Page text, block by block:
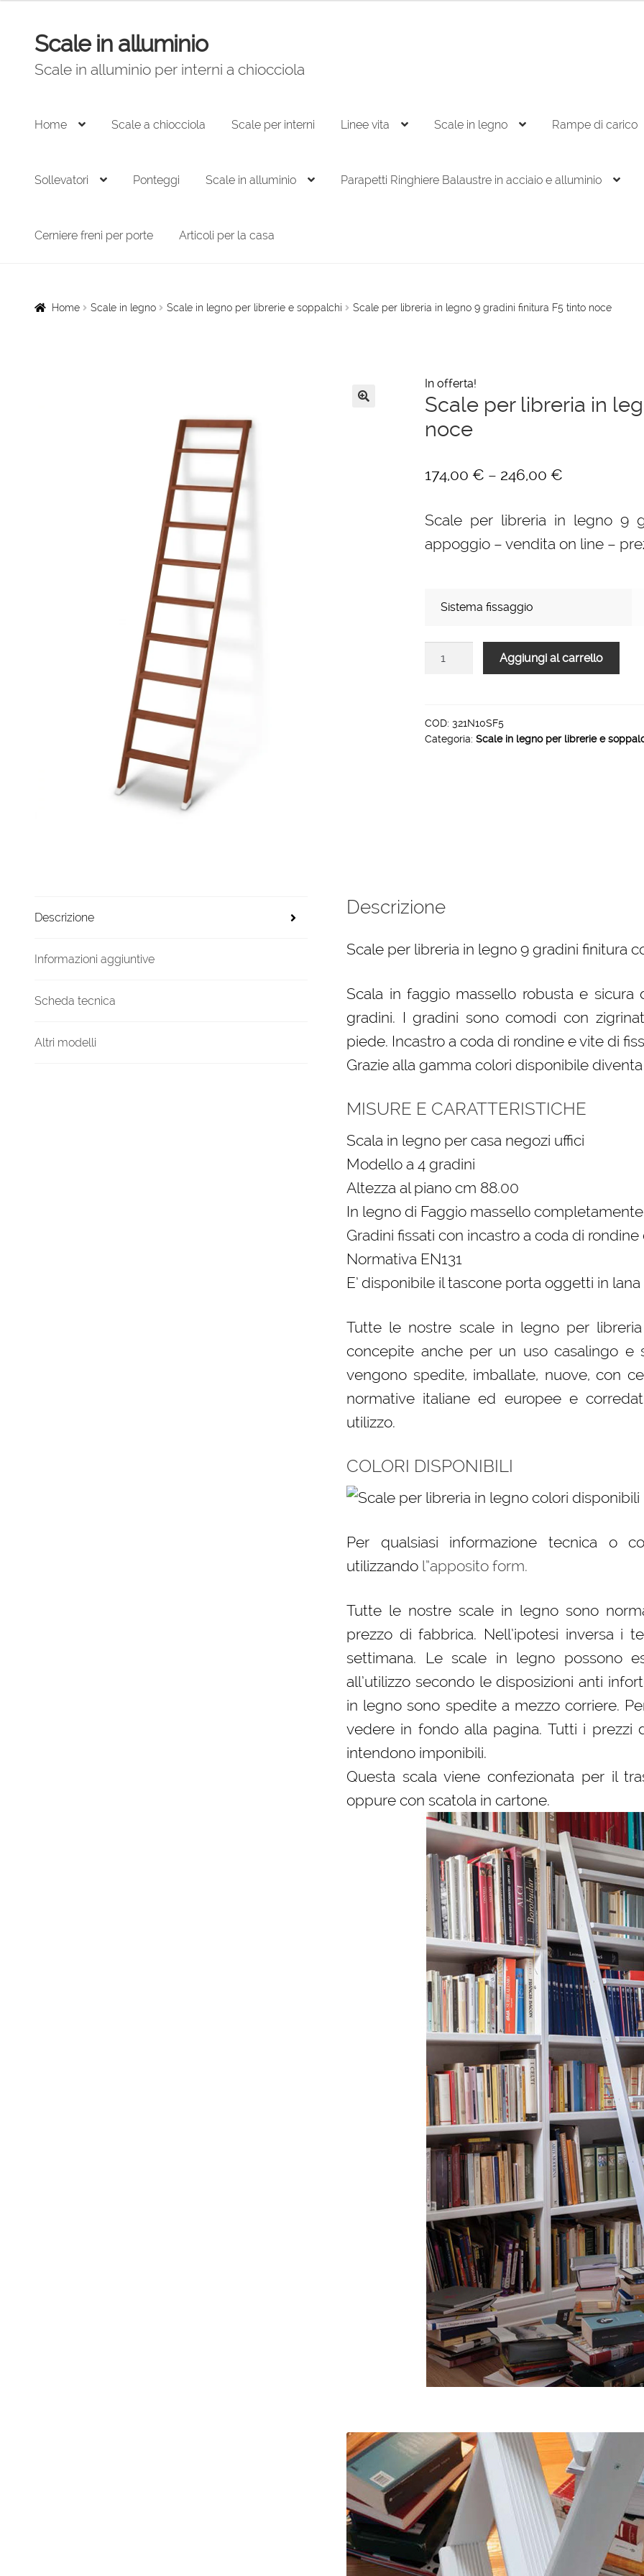
Vai
alla
navigazione
Vai
al
contenuto
Scale in alluminio
Scale in alluminio per interni a chiocciola
Home Scale a chiocciola Scale per interni Linee vita Scale in legno Rampe di carico
Sollevatori Ponteggi Scale in alluminio Parapetti Ringhiere Balaustre in acciaio e alluminio
Cerniere freni per porte Articoli per la casa
Home Scale in legno Scale in legno per librerie e soppalchi Scale per libreria in legno 9 gradini finitura F5 tinto noce
In offerta!
Scale per libreria in
noce
174,00 € – 246,00 €
Scale per libreria in legno 9
appoggio – vendita on line –
Sistema fissaggio
legno
9
Aggiungi al carrello
COD: 321N10SF5
Categoria: Scale in legno per librerie e
Descrizione
Informazioni aggiuntive
Scheda tecnica
Altri modelli
Descrizione
Scale per libreria in legno 9 gradini finitura
Scala in faggio massello robusta e
gradini. I gradini sono comodi con
piede. Incastro a coda di rondine e vite di
Grazie alla gamma colori disponibile
MISURE E CARATTERISTICHE
Scala in legno per casa negozi uffici
Modello a 4 gradini
Altezza al piano cm 88.00
In legno di Faggio massello
Gradini fissati con incastro a coda di
Normativa EN131
E’ disponibile il tascone porta oggetti in
Tutte le nostre scale in legno per
concepite anche per un uso casalingo e
vengono spedite, imballate, nuove, con
normative italiane ed europee e
utilizzo.
COLORI DISPONIBILI
Per qualsiasi informazione tecnica o
utilizzando l”apposito form.
Tutte le nostre scale in legno sono
prezzo di fabbrica. Nell’ipotesi inversa i
settimana. Le scale in legno possono
all’utilizzo secondo le disposizioni anti
in legno sono spedite a mezzo corriere.
vedere in fondo alla pagina. Tutti i prezzi
intendono imponibili.
Questa scala viene confezionata per il
oppure con scatola in cartone.